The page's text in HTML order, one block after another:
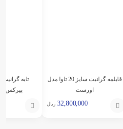
قابلمه گرانیت سایز 20 تاوا مدل
اورست
32,800,000 ریال
پیرکس